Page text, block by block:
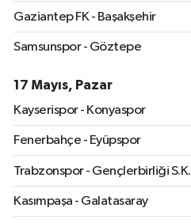
Gaziantep FK - Başakşehir
Samsunspor - Göztepe
17 Mayıs, Pazar
Kayserispor - Konyaspor
Fenerbahçe - Eyüpspor
Trabzonspor - Gençlerbirliği S.K.
Kasımpaşa - Galatasaray